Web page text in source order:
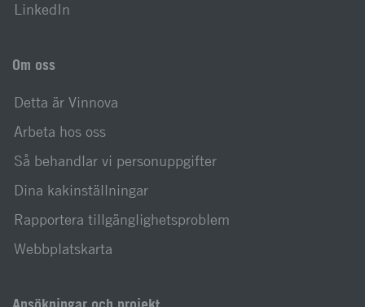
LinkedIn
Om oss
Detta är Vinnova
Arbeta hos oss
Så behandlar vi personuppgifter
Dina kakinställningar
Rapportera tillgänglighetsproblem
Webbplatskarta